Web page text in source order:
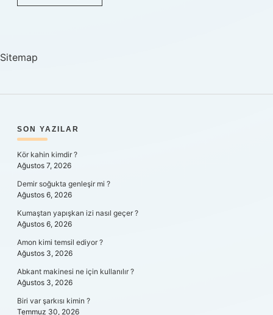
Lideri
Sitemap
SIDEBAR
SON YAZILAR
Kör kahin kimdir ?
Ağustos 7, 2026
Demir soğukta genleşir mi ?
Ağustos 6, 2026
Kumaştan yapışkan izi nasıl geçer ?
Ağustos 6, 2026
Amon kimi temsil ediyor ?
Ağustos 3, 2026
Abkant makinesi ne için kullanılır ?
Ağustos 3, 2026
Biri var şarkısı kimin ?
Temmuz 30, 2026